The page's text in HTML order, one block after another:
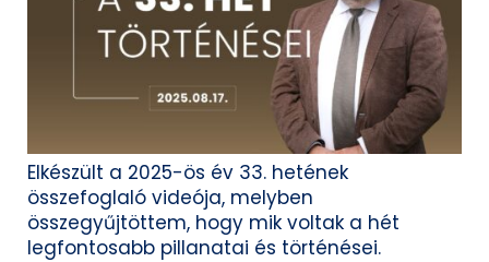
Elkészült a 2025-ös év 33. hetének
összefoglaló videója, melyben
összegyűjtöttem, hogy mik voltak a hét
legfontosabb pillanatai és történései.